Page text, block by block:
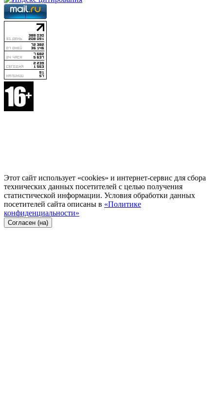
Этот сайт использует «cookies» и интернет-сервис для сбора
технических данных посетителей с целью получения
статистической информации. Условия обработки данных
посетителей сайта описаны в «Политике
конфиденциальности»
Согласен (на)